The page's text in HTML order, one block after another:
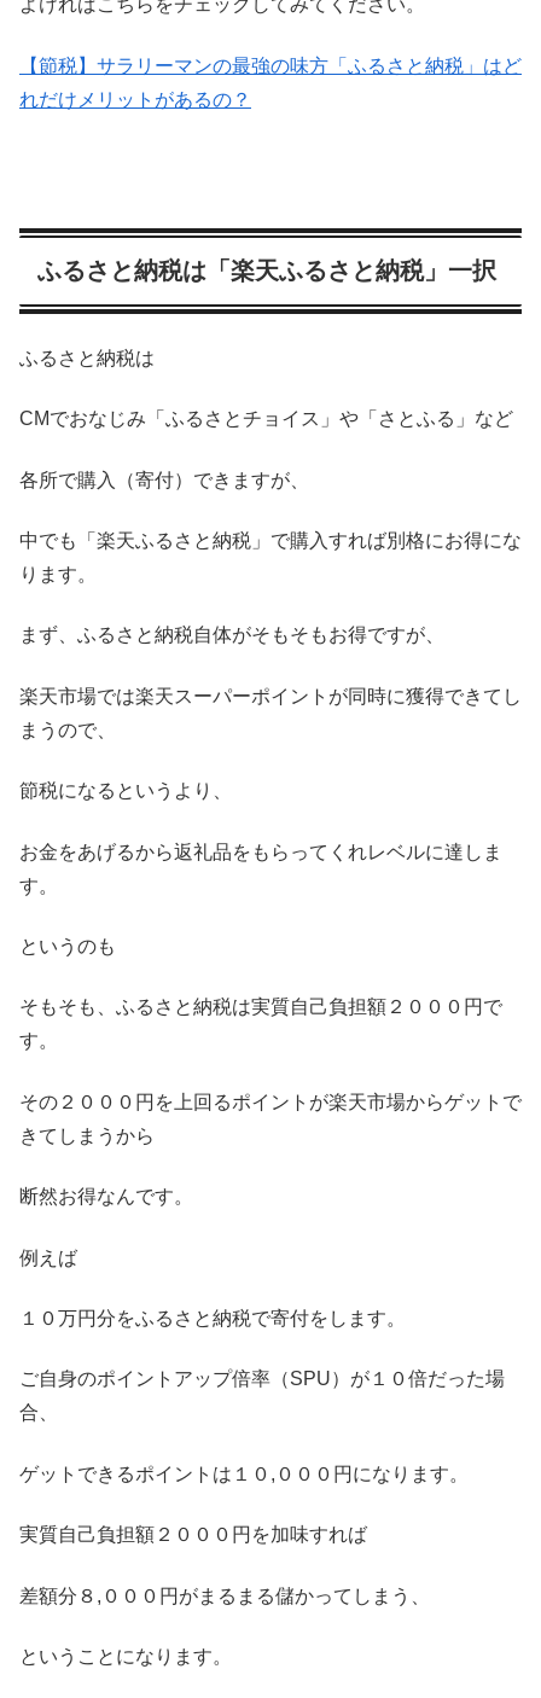
よければこちらをチェックしてみてください。
【節税】サラリーマンの最強の味方「ふるさと納税」はど
れだけメリットがあるの？
ふるさと納税は「楽天ふるさと納税」一択
ふるさと納税は
CMでおなじみ「ふるさとチョイス」や「さとふる」など
各所で購入（寄付）できますが、
中でも「楽天ふるさと納税」で購入すれば別格にお得にな
ります。
まず、ふるさと納税自体がそもそもお得ですが、
楽天市場では楽天スーパーポイントが同時に獲得できてし
まうので、
節税になるというより、
お金をあげるから返礼品をもらってくれレベルに達しま
す。
というのも
そもそも、ふるさと納税は実質自己負担額２０００円で
す。
その２０００円を上回るポイントが楽天市場からゲットで
きてしまうから
断然お得なんです。
例えば
１０万円分をふるさと納税で寄付をします。
ご自身のポイントアップ倍率（SPU）が１０倍だった場
合、
ゲットできるポイントは１０,０００円になります。
実質自己負担額２０００円を加味すれば
差額分８,０００円がまるまる儲かってしまう、
ということになります。